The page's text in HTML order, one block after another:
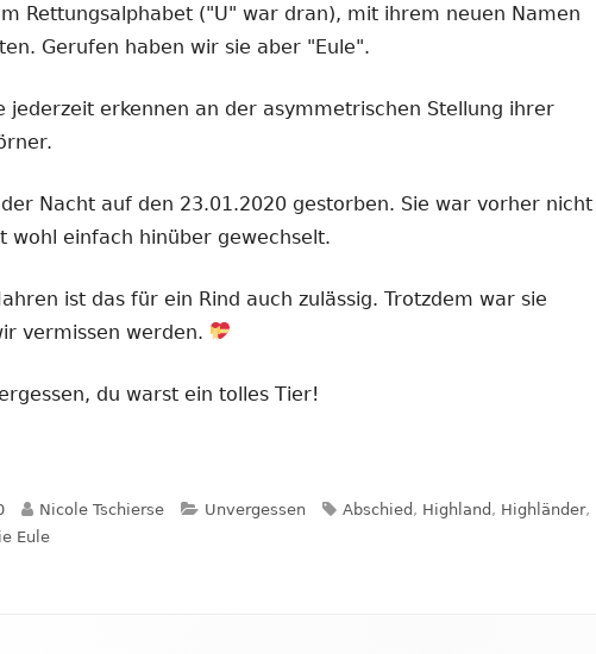
Rettungsalphabet ("U" war dran), mit ihrem neuen Namen
Gerufen haben wir sie aber "Eule".
jederzeit erkennen an der asymmetrischen Stellung ihrer
Nacht auf den 23.01.2020 gestorben. Sie war vorher nicht
wohl einfach hinüber gewechselt.
ist das für ein Rind auch zulässig. Trotzdem war sie
vermissen werden.
du warst ein tolles Tier!
Autor
Nicole Tschierse Kategorien
Unvergessen Schlagwörter
Abschied , Highland , Highländer,
Eule